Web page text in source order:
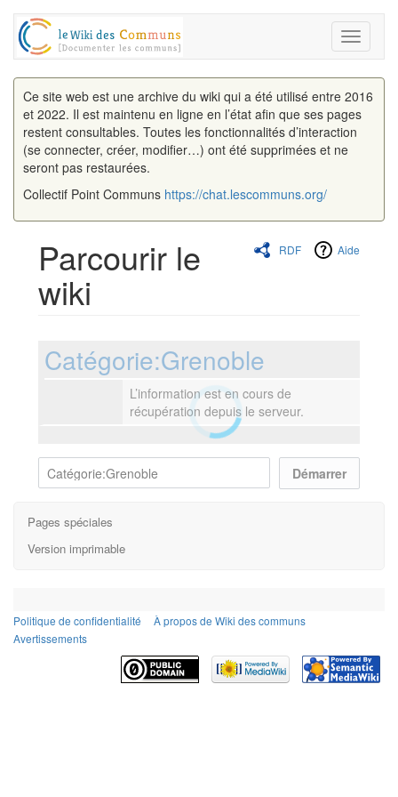
Toggle
Ce site web est une archive du wiki qui a été utilisé entre 2016
et 2022. Il est maintenu en ligne en l’état afin que ses pages
restent consultables. Toutes les fonctionnalités d’interaction
(se connecter, créer, modifier…) ont été supprimées et ne
seront pas restaurées.
Collectif Point Communs https://chat.lescommuns.org/
RDF Aide
Parcourir le
wiki
Catégorie:Grenoble
L’information est en cours de
récupération depuis le serveur.
Pages spéciales
Version imprimable
Politique de confidentialité
À propos de Wiki des communs
Avertissements